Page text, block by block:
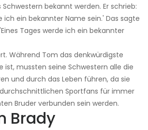
Schwestern bekannt werden. Er schrieb:
ich ein bekannter Name sein.' Das sagte
Tages werde ich ein bekannter
Während Tom das denkwürdigste
ist, mussten seine Schwestern alle die
und durch das Leben führen, da sie
Sportfans für immer
Bruder verbunden sein werden.
Brady